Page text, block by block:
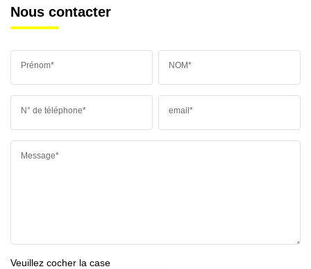
Nous contacter
Prénom* NOM*
N° de téléphone* email*
Message*
Veuillez cocher la case